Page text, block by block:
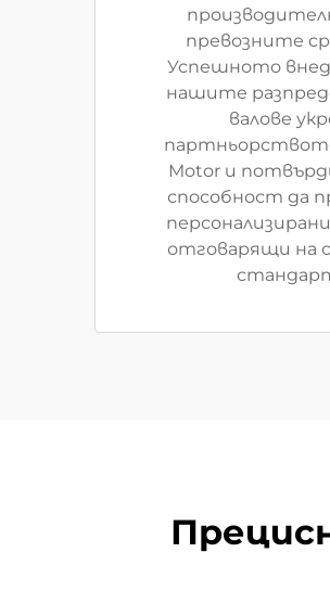
превозните
Успешното
нашите
валове
Motor и
способност да
отговарящи на